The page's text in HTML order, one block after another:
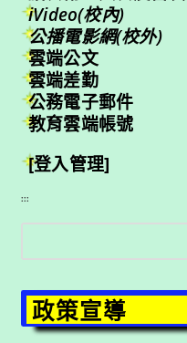
iVideo(校內)
公播電影網(校外)
雲端公文
雲端差勤
公務電子郵件
教育雲端帳號
[登入管理]
:::
尋
政策宣導